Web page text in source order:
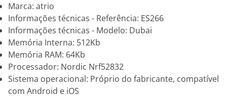
Marca: atrio
Informações técnicas - Referência: ES266
Informações técnicas - Modelo: Dubai
Memória Interna: 512Kb
Memória RAM: 64Kb
Processador: Nordic Nrf52832
Sistema operacional: Próprio do fabricante, compatível
com Android e iOS